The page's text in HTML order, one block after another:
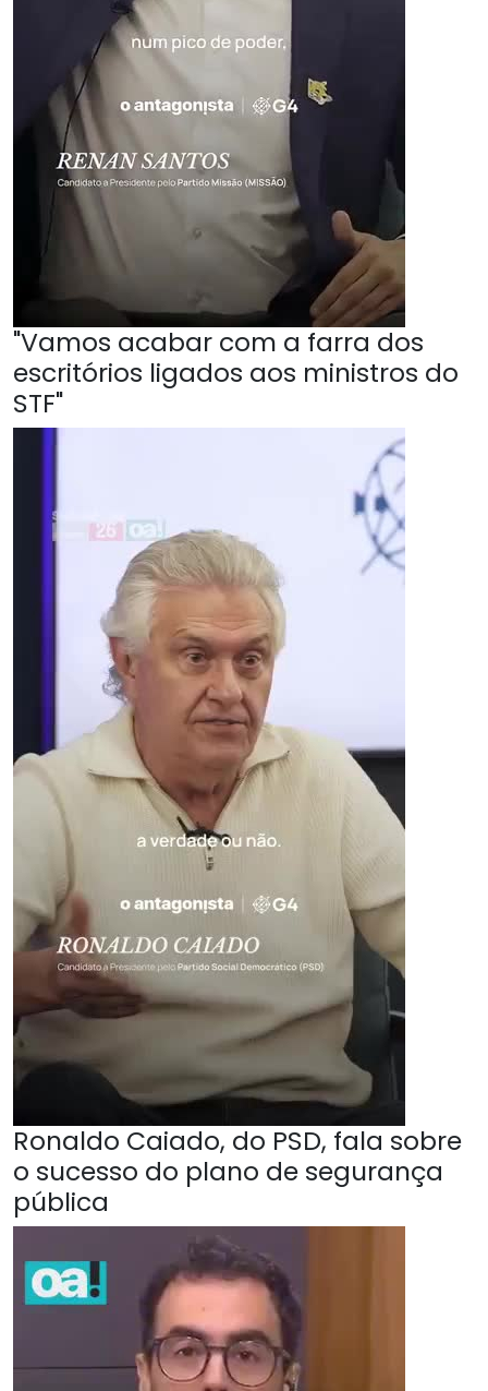
"Vamos acabar com a farra dos
escritórios ligados aos ministros do
STF"
Ronaldo Caiado, do PSD, fala sobre
o sucesso do plano de segurança
pública